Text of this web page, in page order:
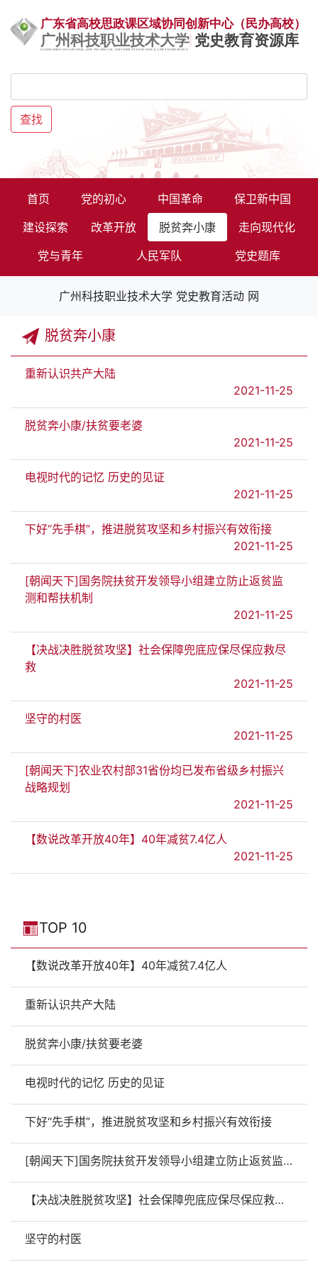
查找
首页 党的初心 中国革命
保卫新中国
建设探索
改革开放 脱贫奔小康
走向现代化
党与青年
人民军队 党史题库
广州科技职业技术大学 党史教育活动 网
脱贫奔小康
重新认识共产大陆
2021-11-25
脱贫奔小康/扶贫要老婆
2021-11-25
电视时代的记忆 历史的见证
2021-11-25
下好“先手棋”，推进脱贫攻坚和乡村振兴有效衔接
2021-11-25
[朝闻天下]国务院扶贫开发领导小组建立防止返贫监
测和帮扶机制
2021-11-25
【决战决胜脱贫攻坚】社会保障兜底应保尽保应救尽
救
2021-11-25
坚守的村医
2021-11-25
[朝闻天下]农业农村部31省份均已发布省级乡村振兴
战略规划
2021-11-25
【数说改革开放40年】40年减贫7.4亿人
2021-11-25
TOP 10
【数说改革开放40年】40年减贫7.4亿人
重新认识共产大陆
脱贫奔小康/扶贫要老婆
电视时代的记忆 历史的见证
下好“先手棋”，推进脱贫攻坚和乡村振兴有效衔接
[朝闻天下]国务院扶贫开发领导小组建立防止返贫监测和帮扶机制
【决战决胜脱贫攻坚】社会保障兜底应保尽保应救尽救
坚守的村医